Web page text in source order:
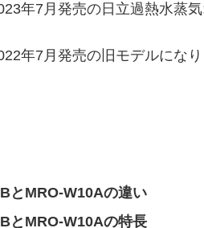
年7月発売の日立過熱水蒸
年7月発売の旧モデルになり
とMRO-W10Aの違い
とMRO-W10Aの特長